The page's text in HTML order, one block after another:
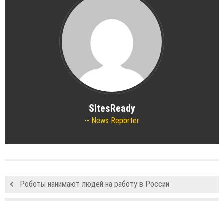
SitesReady
News Reporter
Роботы нанимают людей на работу в России